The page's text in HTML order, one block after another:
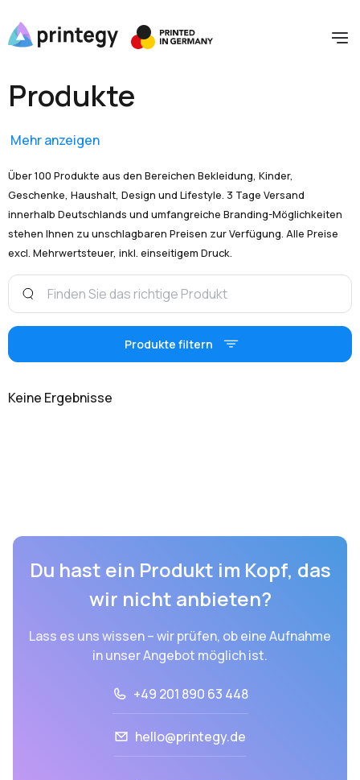
Produkte
Mehr anzeigen
Über 100 Produkte aus den Bereichen Bekleidung, Kinder,
Geschenke, Haushalt, Design und Lifestyle. 3 Tage Versand
innerhalb Deutschlands und umfangreiche Branding-Möglichkeiten
stehen Ihnen zu unschlagbaren Preisen zur Verfügung. Alle Preise
excl. Mehrwertsteuer, inkl. einseitigem Druck.
Produkte filtern
Keine Ergebnisse
Du hast ein Produkt im Kopf, das
wir nicht anbieten?
Lass es uns wissen – wir prüfen, ob eine Aufnahme
in unser Angebot möglich ist.
+49 201 890 63 448
hello@printegy.de